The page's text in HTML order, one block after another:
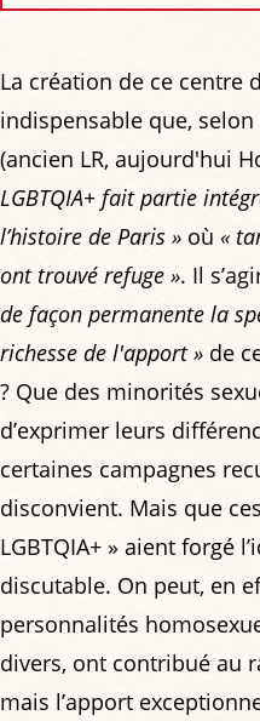
La création de ce centre
indispensable que,
(ancien LR, aujourd'hui
LGBTQIA+ fait partie
l’histoire de Paris » où «
ont trouvé refuge ». Il
de façon permanente la
richesse de l'apport » de
? Que des minorités
d’exprimer leurs
certaines campagnes
disconvient. Mais que
LGBTQIA+ » aient forgé
discutable. On peut, en
personnalités
divers, ont contribué au
mais l’apport